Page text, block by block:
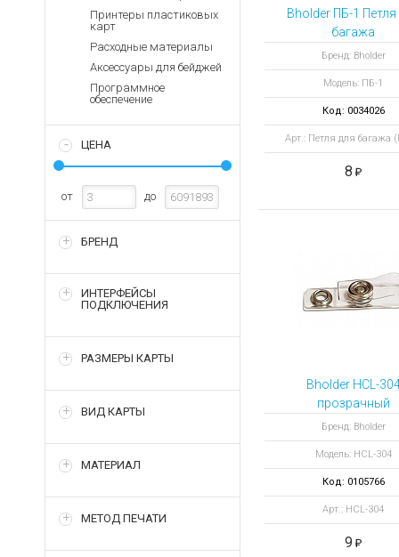
Запасные
Терминалы
оплаты
Зарядные устройства
Архивные товары
Принтеры пластиковых
карт
Расходные материалы
Аксессуары для бейджей
Программное
обеспечение
ЦЕНА
от до
БРЕНД
ИНТЕРФЕЙСЫ
ПОДКЛЮЧЕНИЯ
РАЗМЕРЫ КАРТЫ
ВИД КАРТЫ
МАТЕРИАЛ
МЕТОД ПЕЧАТИ
Bholder ПБ-1 Петля
багажа
Бренд: Bholder
Модель: ПБ-1
Код: 0034026
Арт.: Петля для багажа
8
Bholder HCL-
прозрачный
переходник с
Бренд: Bholder
Модель: HCL-304
Код: 0105766
Арт.: HCL-304
9